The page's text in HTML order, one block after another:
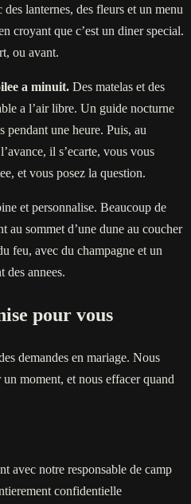
lanternes, des fleurs et un menu
croyant que c’est un diner special.
ou avant.
a minuit. Des matelas et des
a l’air libre. Un guide nocturne
pendant une heure. Puis, au
il s’ecarte, vous vous
et vous posez la question.
et personnalise. Beaucoup de
au sommet d’une dune au coucher
feu, avec du champagne et un
des annees.
pour vous
demandes en mariage. Nous
moment, et nous effacer quand
avec notre responsable de camp
confidentielle